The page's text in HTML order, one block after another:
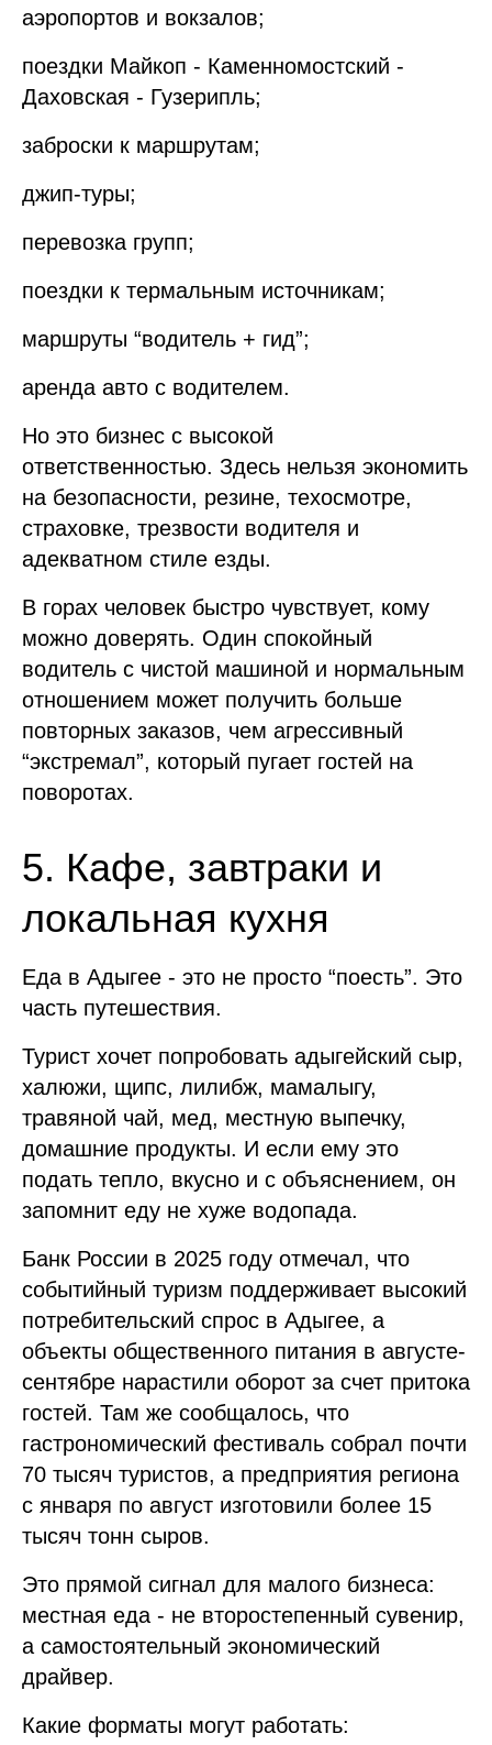
аэропортов и вокзалов;
поездки Майкоп - Каменномостский -
Даховская - Гузерипль;
заброски к маршрутам;
джип-туры;
перевозка групп;
поездки к термальным источникам;
маршруты “водитель + гид”;
аренда авто с водителем.
Но это бизнес с высокой
ответственностью. Здесь нельзя экономить
на безопасности, резине, техосмотре,
страховке, трезвости водителя и
адекватном стиле езды.
В горах человек быстро чувствует, кому
можно доверять. Один спокойный
водитель с чистой машиной и нормальным
отношением может получить больше
повторных заказов, чем агрессивный
“экстремал”, который пугает гостей на
поворотах.
5. Кафе, завтраки и
локальная кухня
Еда в Адыгее - это не просто “поесть”. Это
часть путешествия.
Турист хочет попробовать адыгейский сыр,
халюжи, щипс, лилибж, мамалыгу,
травяной чай, мед, местную выпечку,
домашние продукты. И если ему это
подать тепло, вкусно и с объяснением, он
запомнит еду не хуже водопада.
Банк России в 2025 году отмечал, что
событийный туризм поддерживает высокий
потребительский спрос в Адыгее, а
объекты общественного питания в августе-
сентябре нарастили оборот за счет притока
гостей. Там же сообщалось, что
гастрономический фестиваль собрал почти
70 тысяч туристов, а предприятия региона
с января по август изготовили более 15
тысяч тонн сыров.
Это прямой сигнал для малого бизнеса:
местная еда - не второстепенный сувенир,
а самостоятельный экономический
драйвер.
Какие форматы могут работать: